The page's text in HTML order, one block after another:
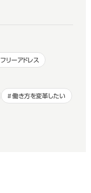
フリーアドレス
働き方を変革したい